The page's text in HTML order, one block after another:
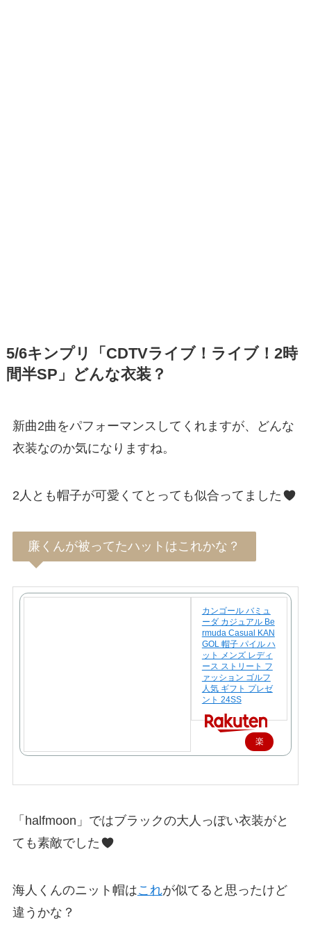
5/6キンプリ「CDTVライブ！ライブ！2時
間半SP」どんな衣装？
新曲2曲をパフォーマンスしてくれますが、どんな
衣装なのか気になりますね。
2人とも帽子が可愛くてとっても似合ってました
廉くんが被ってたハットはこれかな？
カンゴール バミュ
ーダ カジュアル Be
rmuda Casual KAN
GOL 帽子 パイル ハ
ット メンズ レディ
ース ストリート フ
ァッション ゴルフ
人気 ギフト プレゼ
ント 24SS
楽
入
「halfmoon」ではブラックの大人っぽい衣装がと
ても素敵でした
海人くんのニット帽はこれが似てると思ったけど
違うかな？